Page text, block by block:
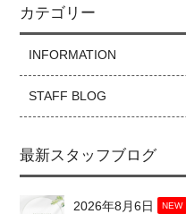
カテゴリー
INFORMATION
STAFF BLOG
最新スタッフブログ
2026年8月6日 NEW